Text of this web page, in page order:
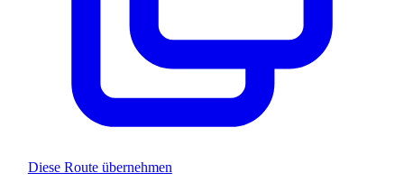
Diese Route übernehmen